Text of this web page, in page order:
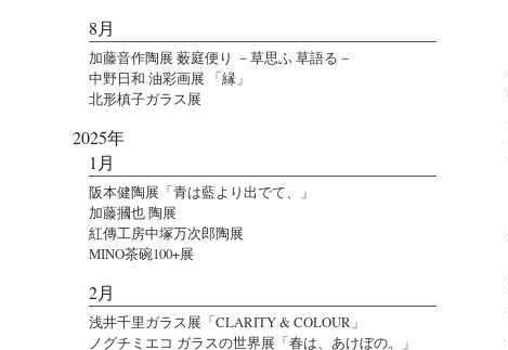
8月
加藤音作陶展 薮庭便り －草思ふ 草語る－
中野日和 油彩画展 「縁」
北形槙子ガラス展
2025年
1月
阪本健陶展「青は藍より出でて、」
加藤摑也 陶展
紅傳工房中塚万次郎陶展
MINO茶碗100+展
2月
浅井千里ガラス展「CLARITY & COLOUR」
ノグチミエコ ガラスの世界展「春は、あけぼの。」